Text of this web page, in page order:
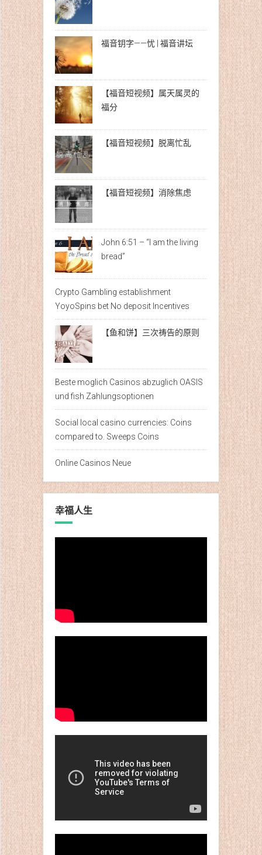
福音钥字——忧 | 福音讲坛
【福音短视频】属天属灵的
福分
【福音短视频】脱离忙乱
【福音短视频】消除焦虑
John 6:51 – “I am the living
bread”
Crypto Gambling establishment
YoyoSpins bet No deposit Incentives
【鱼和饼】三次祷告的原则
Beste moglich Casinos abzuglich OASIS
und fish Zahlungsoptionen
Social local casino currencies: Coins
compared to. Sweeps Coins
Online Casinos Neue
幸福人生